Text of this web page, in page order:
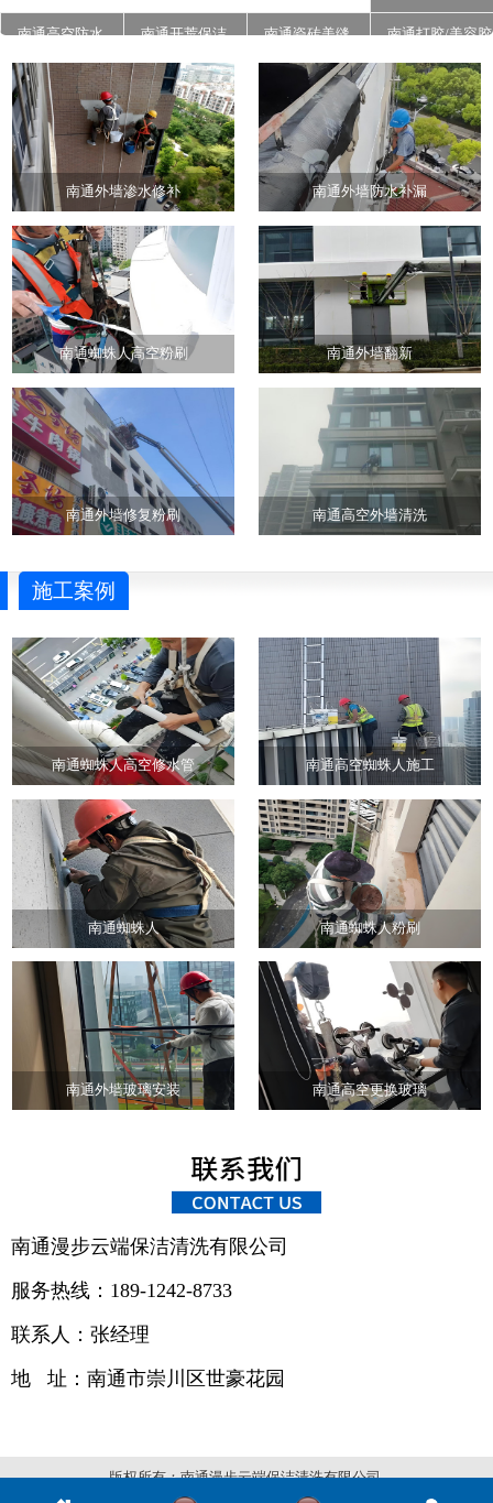
南通高空防水 南通开荒保洁 南通瓷砖美缝 南通打胶/美容胶
南通石材翻新养
护
南通地面高压清
洗
南通外墙真石漆
施工
南通外墙渗水修补 南通外墙防水补漏
南通蜘蛛人高空粉刷 南通外墙翻新
南通外墙修复粉刷 南通高空外墙清洗
施工案例
南通蜘蛛人高空修水管 南通高空蜘蛛人施工
南通蜘蛛人 南通蜘蛛人粉刷
南通外墙玻璃安装 南通高空更换玻璃
南通漫步云端保洁清洗有限公司
服务热线：189-1242-8733
联系人：张经理
地 址： 南通市崇川区世豪花园
版权所有：南通漫步云端保洁清洗有限公司